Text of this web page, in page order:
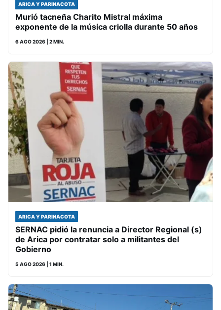
ARICA Y PARINACOTA
Murió tacneña Charito Mistral máxima
exponente de la música criolla durante 50 años
6 AGO 2026 | 2 MIN.
ARICA Y PARINACOTA
SERNAC pidió la renuncia a Director Regional (s)
de Arica por contratar solo a militantes del
Gobierno
5 AGO 2026 | 1 MIN.